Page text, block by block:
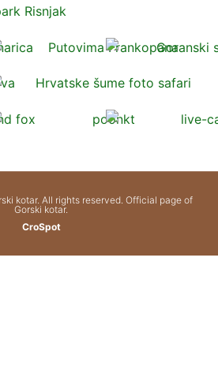
kotar. All rights reserved. Official page of
Gorski kotar.
CroSpot